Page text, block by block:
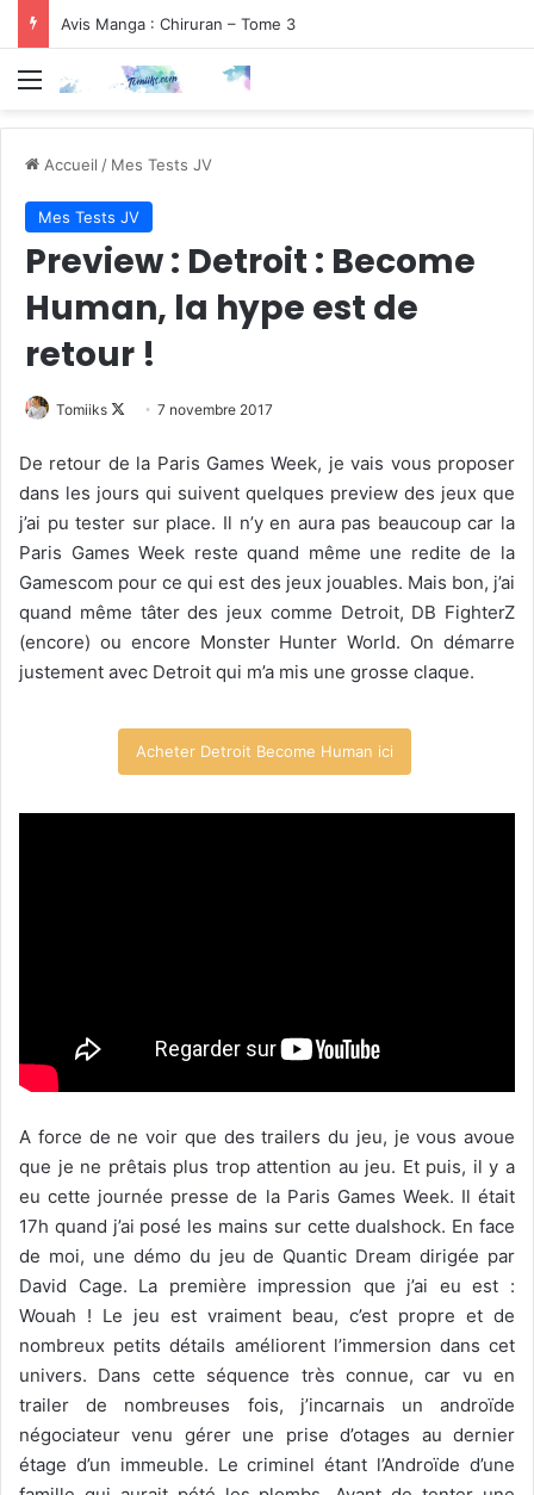
Avis Manga : Chiruran – Tome 3
Menu
Accueil / Mes Tests JV
Mes Tests JV
Preview : Detroit : Become
Human, la hype est de
retour !
Tomiiks
Follow
X
7 novembre 2017
De retour de la Paris Games Week, je vais vous proposer
dans les jours qui suivent quelques preview des jeux que
j’ai pu tester sur place. Il n’y en aura pas beaucoup car la
Paris Games Week reste quand même une redite de la
Gamescom pour ce qui est des jeux jouables. Mais bon, j’ai
quand même tâter des jeux comme Detroit, DB FighterZ
(encore) ou encore Monster Hunter World. On démarre
justement avec Detroit qui m’a mis une grosse claque.
Acheter Detroit Become Human ici
A force de ne voir que des trailers du jeu, je vous avoue
que je ne prêtais plus trop attention au jeu. Et puis, il y a
eu cette journée presse de la Paris Games Week. Il était
17h quand j’ai posé les mains sur cette dualshock. En face
de moi, une démo du jeu de Quantic Dream dirigée par
David Cage. La première impression que j’ai eu est :
Wouah ! Le jeu est vraiment beau, c’est propre et de
nombreux petits détails améliorent l’immersion dans cet
univers. Dans cette séquence très connue, car vu en
trailer de nombreuses fois, j’incarnais un androïde
négociateur venu gérer une prise d’otages au dernier
étage d’un immeuble. Le criminel étant l’Androïde d’une